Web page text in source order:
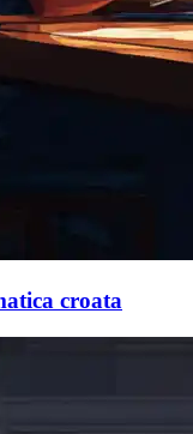
croata